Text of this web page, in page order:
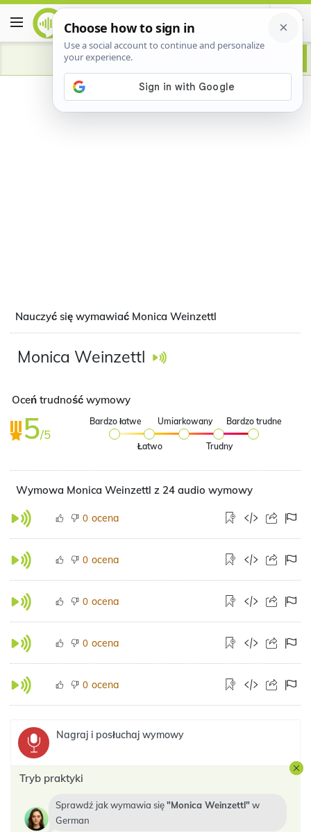
Advertisement
Nauczyć się wymawiać Monica Weinzettl
Monica Weinzettl
Oceń trudność wymowy
5/5
Bardzo łatwe
Łatwo
Umiarkowany
Trudny
Bardzo trudne
Wymowa Monica Weinzettl z 24 audio wymowy
0 ocena
0 ocena
0 ocena
0 ocena
0 ocena
Nagraj i posłuchaj wymowy
Tryb praktyki
Sprawdź jak wymawia się Monica Weinzettl w
German